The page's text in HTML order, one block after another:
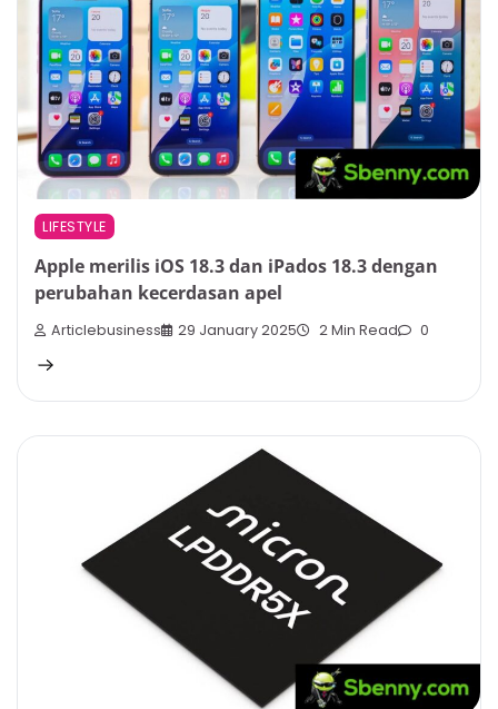
LIFESTYLE
Apple merilis iOS 18.3 dan iPados 18.3 dengan
perubahan kecerdasan apel
Articlebusiness 29 January 2025 2 Min Read 0